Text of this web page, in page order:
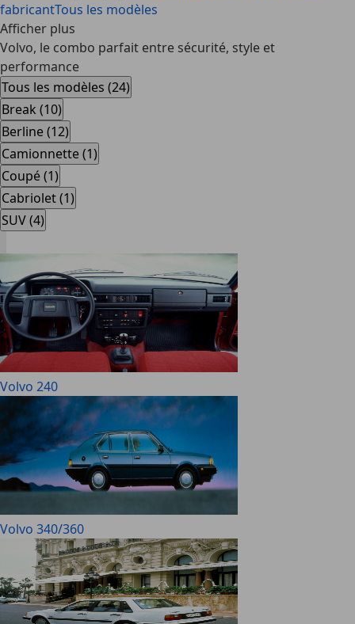
fabricantTous les modèles
Afficher plus
Volvo, le combo parfait entre sécurité, style et
performance
Tous les modèles (24)
Break (10)
Berline (12)
Camionnette (1)
Coupé (1)
Cabriolet (1)
SUV (4)
Volvo 240
Volvo 340/360